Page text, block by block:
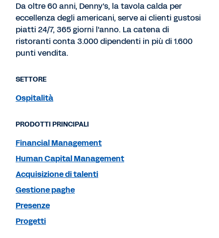
Da oltre 60 anni, Denny's, la tavola calda per
eccellenza degli americani, serve ai clienti gustosi
piatti 24/7, 365 giorni l'anno. La catena di
ristoranti conta 3.000 dipendenti in più di 1.600
punti vendita.
SETTORE
Ospitalità
PRODOTTI PRINCIPALI
Financial Management
Human Capital Management
Acquisizione di talenti
Gestione paghe
Presenze
Progetti